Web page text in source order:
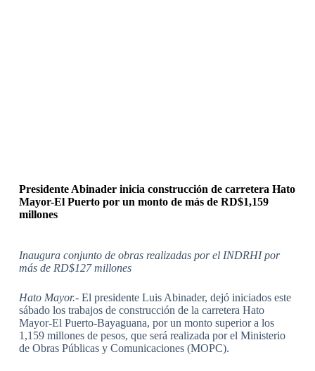
Presidente Abinader inicia construcción de carretera Hato
Mayor-El Puerto por un monto de más de RD$1,159
millones
Inaugura conjunto de obras realizadas por el INDRHI por
más de RD$127 millones
Hato Mayor.-El presidente Luis Abinader, dejó iniciados este
sábado los trabajos de construcción de la carretera Hato
Mayor-El Puerto-Bayaguana, por un monto superior a los
1,159 millones de pesos, que será realizada por el Ministerio
de Obras Públicas y Comunicaciones (MOPC).